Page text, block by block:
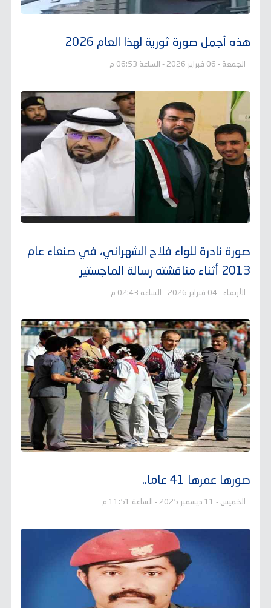
هذه أجمل صورة ثورية لهذا العام 2026
الجمعة - 06 فبراير 2026 - الساعة 06:53 م
صورة نادرة للواء فلاح الشهراني، في صنعاء عام
2013 أثناء مناقشته رسالة الماجستير
الأربعاء - 04 فبراير 2026 - الساعة 02:43 م
صورها عمرها 41 عاما..
الخميس - 11 ديسمبر 2025 - الساعة 11:51 م